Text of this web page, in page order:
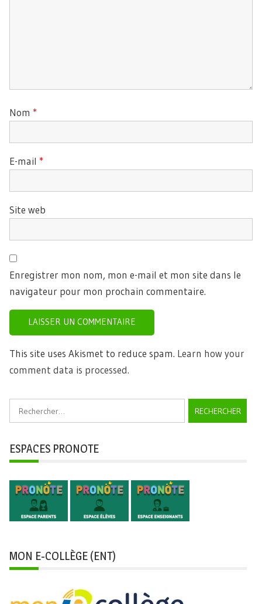
Nom *
E-mail *
Site web
Enregistrer mon nom, mon e-mail et mon site dans le
navigateur pour mon prochain commentaire.
This site uses Akismet to reduce spam. Learn how your
comment data is processed.
Rechercher :
ESPACES PRONOTE
MON E-COLLÈGE (ENT)